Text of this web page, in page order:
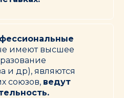
имеют высшее
и др), являются
союзов, ведут